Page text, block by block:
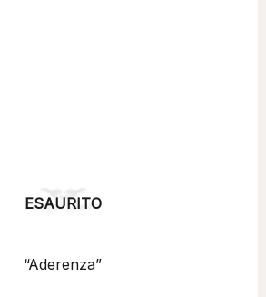
ESAURITO
“Aderenza”